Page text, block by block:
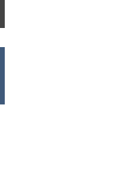
EUR 1,229 WB
2.1914 SGD